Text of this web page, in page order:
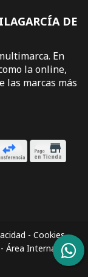
DE
En
la online,
las marcas más
- Cookies-
- Área Interna